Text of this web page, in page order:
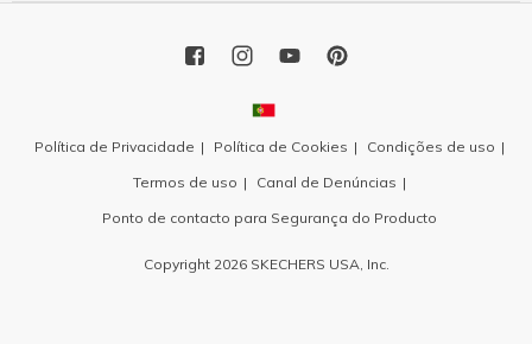
Política de Privacidade Política de Cookies
Condições de uso
Termos de uso
Canal de Denúncias
Ponto de contacto para Segurança do Producto
Copyright 2026 SKECHERS USA, Inc.